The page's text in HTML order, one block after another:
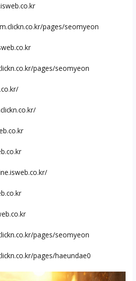
pages/seomyeon
pages/seomyeon
pages/seomyeon
pages/haeundae0